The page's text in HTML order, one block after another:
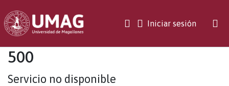
Iniciar sesión(current)
500
Servicio no disponible